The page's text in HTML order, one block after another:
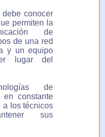
conocer
permiten la
de
de una red
y un equipo
lugar del
de
en constante
a los técnicos
sus